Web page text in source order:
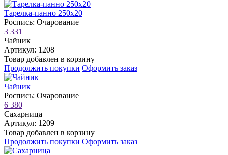
Тарелка-панно 250х20
Роспись: Очарование
3 331
Чайник
Артикул: 1208
Товар добавлен в корзину
Продолжить покупки Оформить заказ
Чайник
Роспись: Очарование
6 380
Сахарница
Артикул: 1209
Товар добавлен в корзину
Продолжить покупки Оформить заказ